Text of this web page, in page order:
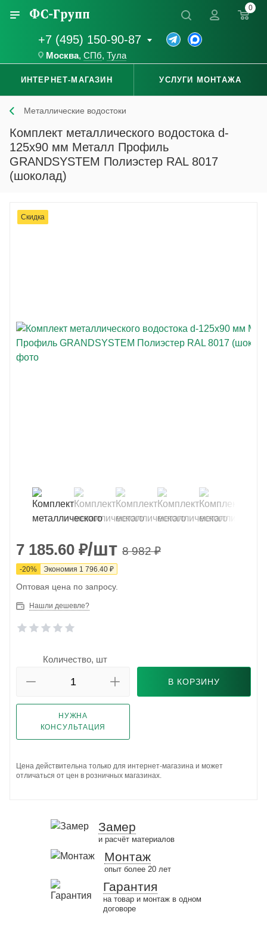
+7 (495) 150-90-87
Москва, СПб, Тула
0
ИНТЕРНЕТ-МАГАЗИН УСЛУГИ МОНТАЖА
Металлические водостоки
Комплект металлического водостока d-
125x90 мм Металл Профиль
GRANDSYSTEM Полиэстер RAL 8017
(шоколад)
Скидка
7 185.60 ₽/шт 8 982₽
-20% Экономия 1 796.40 ₽
Оптовая цена по запросу.
Нашли дешевле?
Количество, шт
В КОРЗИНУ
НУЖНА
КОНСУЛЬТАЦИЯ
Цена действительна только для интернет-магазина и может
отличаться от цен в розничных магазинах.
Замер
и расчёт материалов
Монтаж
опыт более 20 лет
Гарантия
на товар и монтаж в одном
договоре